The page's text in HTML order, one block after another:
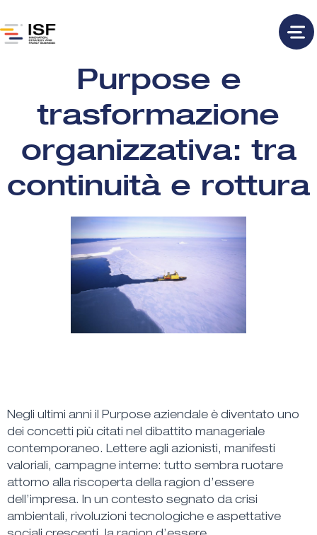
Purpose e
trasformazione
organizzativa: tra
continuità e rottura
Negli ultimi anni il Purpose aziendale è diventato uno
dei concetti più citati nel dibattito manageriale
contemporaneo. Lettere agli azionisti, manifesti
valoriali, campagne interne: tutto sembra ruotare
attorno alla riscoperta della ragion d’essere
dell’impresa. In un contesto segnato da crisi
ambientali, rivoluzioni tecnologiche e aspettative